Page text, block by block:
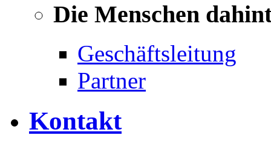
Die Menschen
Geschäftsleitung
Partner
Kontakt